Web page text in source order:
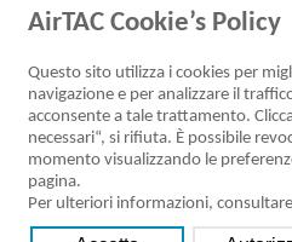
2020
2016
2014
[Download] Transactions with related
[Download]
Transactions with related
AirTAC Cookie’s Policy
Questo sito utilizza i cookies per
navigazione e per analizzare il
acconsente a tale trattamento.
necessari“, si rifiuta. È possibile
momento visualizzando le
pagina.
Per ulteriori informazioni,